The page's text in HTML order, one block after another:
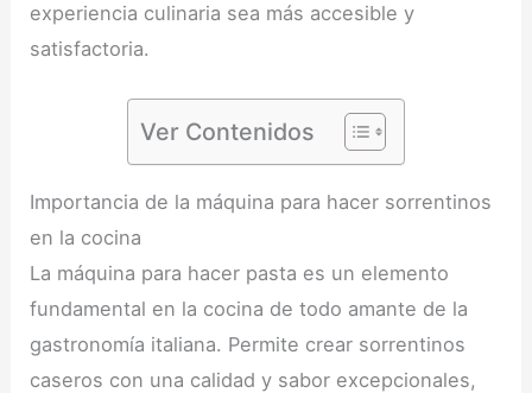
experiencia culinaria sea más accesible y
satisfactoria.
Ver Contenidos
Importancia de la máquina para hacer sorrentinos
en la cocina
La máquina para hacer pasta es un elemento
fundamental en la cocina de todo amante de la
gastronomía italiana. Permite crear sorrentinos
caseros con una calidad y sabor excepcionales,